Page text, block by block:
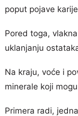
poput pojave
Pored toga,
uklanjanju
Na kraju, voće i
minerale koji
Primera radi,